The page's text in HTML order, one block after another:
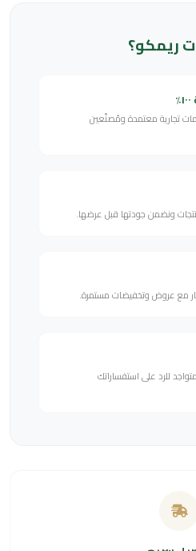
ريمكو؟
تجارية معتمدة ومُصنّعين
ونضمن جودتها قبل عرضها.
مع عروض وتخفيضات مستمرة.
للرد على استفساراتك